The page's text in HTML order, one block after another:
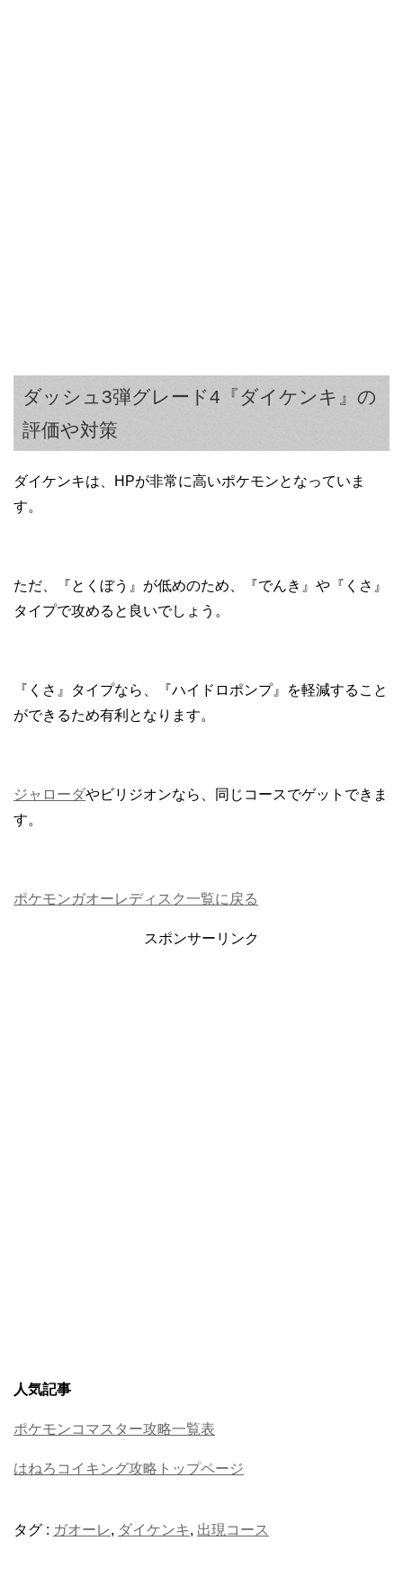
ダッシュ3弾グレード4『ダイケンキ』の
評価や対策
ダイケンキは、HPが非常に高いポケモンとなっていま
す。
ただ、『とくぼう』が低めのため、『でんき』や『くさ』
タイプで攻めると良いでしょう。
『くさ』タイプなら、『ハイドロポンプ』を軽減すること
ができるため有利となります。
ジャローダやビリジオンなら、同じコースでゲットできま
す。
ポケモンガオーレディスク一覧に戻る
スポンサーリンク
人気記事
ポケモンコマスター攻略一覧表
はねろコイキング攻略トップページ
タグ : ガオーレ, ダイケンキ, 出現コース